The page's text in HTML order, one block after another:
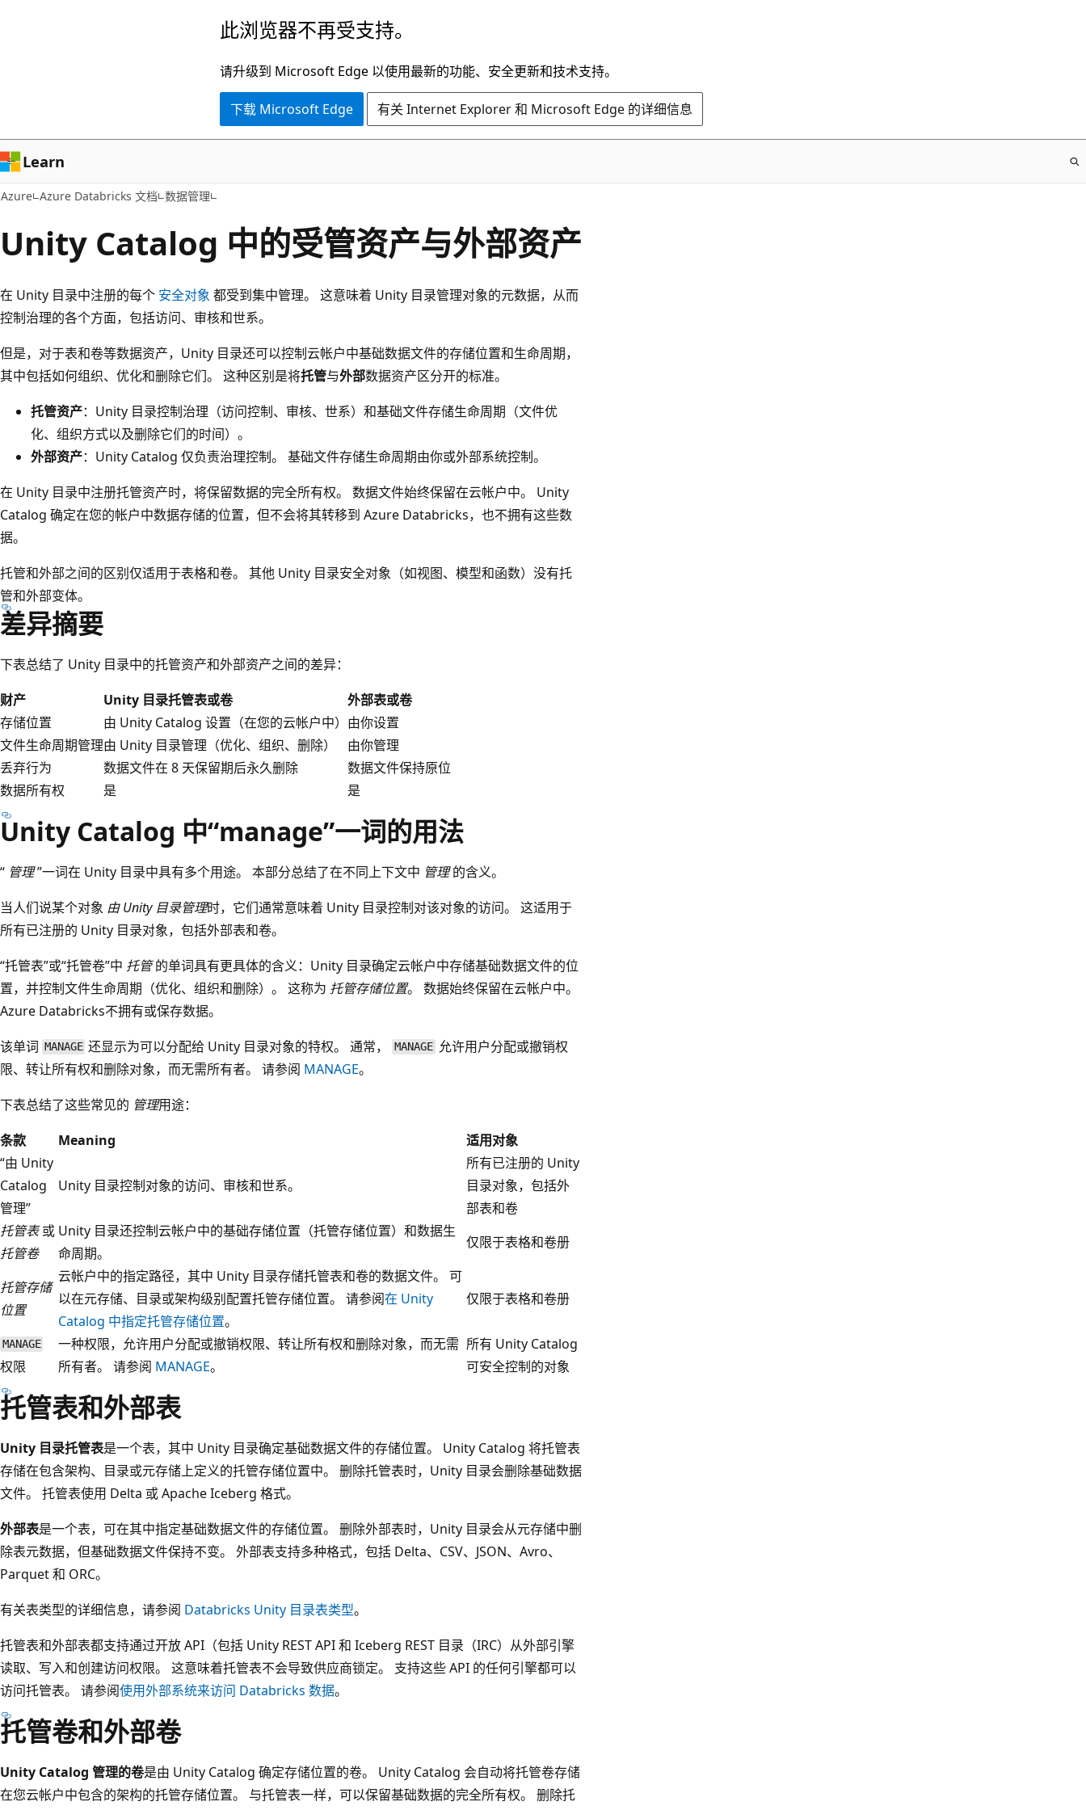
容
此浏览器不再受支持。
请升级到 Microsoft Edge 以使用最新的功能、安全更新和技术支持。
下载 Microsoft Edge 有关 Internet Explorer 和 Microsoft Edge 的详细信息
Learn
Azure Azure Databricks 文档 数据管理
Unity Catalog 中的受管资产与外部资产
在 Unity 目录中注册的每个 安全对象 都受到集中管理。 这意味着 Unity 目录管理对象的元数据，从而
控制治理的各个方面，包括访问、审核和世系。
但是，对于表和卷等数据资产，Unity 目录还可以控制云帐户中基础数据文件的存储位置和生命周期，
其中包括如何组织、优化和删除它们。 这种区别是将托管与外部数据资产区分开的标准。
托管资产：Unity 目录控制治理（访问控制、审核、世系）和基础文件存储生命周期（文件优
化、组织方式以及删除它们的时间）。
外部资产：Unity Catalog 仅负责治理控制。 基础文件存储生命周期由你或外部系统控制。
在 Unity 目录中注册托管资产时，将保留数据的完全所有权。 数据文件始终保留在云帐户中。 Unity
Catalog 确定在您的帐户中数据存储的位置，但不会将其转移到 Azure Databricks，也不拥有这些数
据。
托管和外部之间的区别仅适用于表格和卷。 其他 Unity 目录安全对象（如视图、模型和函数）没有托
管和外部变体。
差异摘要
下表总结了 Unity 目录中的托管资产和外部资产之间的差异：
财产
Unity 目录托管表或卷
外部表或卷
存储位置
由 Unity Catalog 设置（在您的云帐户中） 由你设置
文件生命周期管理由 Unity 目录管理（优化、组织、删除）
由你管理
丢弃行为
数据文件在 8 天保留期后永久删除
数据文件保持原位
数据所有权
是 是
Unity Catalog 中“manage”一词的用法
“ 管理”一词在 Unity 目录中具有多个用途。 本部分总结了在不同上下文中 管理的含义。
当人们说某个对象 由 Unity 目录管理时，它们通常意味着 Unity 目录控制对该对象的访问。 这适用于
所有已注册的 Unity 目录对象，包括外部表和卷。
“托管表”或“托管卷”中 托管的单词具有更具体的含义：Unity 目录确定云帐户中存储基础数据文件的位
置，并控制文件生命周期（优化、组织和删除）。 这称为 托管存储位置。 数据始终保留在云帐户中。
Azure Databricks不拥有或保存数据。
该单词 MANAGE 还显示为可以分配给 Unity 目录对象的特权。 通常， MANAGE 允许用户分配或撤销权
限、转让所有权和删除对象，而无需所有者。 请参阅 MANAGE。
下表总结了这些常见的 管理用途：
条款
Meaning
适用对象
“由 Unity
Catalog
管理”
Unity 目录控制对象的访问、审核和世系。
所有已注册的 Unity
目录对象，包括外
部表和卷
托管表或
托管卷
Unity 目录还控制云帐户中的基础存储位置（托管存储位置）和数据生
命周期。
仅限于表格和卷册
托管存储
位置
云帐户中的指定路径，其中 Unity 目录存储托管表和卷的数据文件。 可
以在元存储、目录或架构级别配置托管存储位置。 请参阅在 Unity
Catalog 中指定托管存储位置。
仅限于表格和卷册
MANAGE
权限
一种权限，允许用户分配或撤销权限、转让所有权和删除对象，而无需
所有者。 请参阅 MANAGE。
所有 Unity Catalog
可安全控制的对象
托管表和外部表
Unity 目录托管表是一个表，其中 Unity 目录确定基础数据文件的存储位置。 Unity Catalog 将托管表
存储在包含架构、目录或元存储上定义的托管存储位置中。 删除托管表时，Unity 目录会删除基础数据
文件。 托管表使用 Delta 或 Apache Iceberg 格式。
外部表是一个表，可在其中指定基础数据文件的存储位置。 删除外部表时，Unity 目录会从元存储中删
除表元数据，但基础数据文件保持不变。 外部表支持多种格式，包括 Delta、CSV、JSON、Avro、
Parquet 和 ORC。
有关表类型的详细信息，请参阅 Databricks Unity 目录表类型。
托管表和外部表都支持通过开放 API（包括 Unity REST API 和 Iceberg REST 目录（IRC）从外部引擎
读取、写入和创建访问权限。 这意味着托管表不会导致供应商锁定。 支持这些 API 的任何引擎都可以
访问托管表。 请参阅使用外部系统来访问 Databricks 数据。
托管卷和外部卷
Unity Catalog 管理的卷是由 Unity Catalog 确定存储位置的卷。 Unity Catalog 会自动将托管卷存储
在您云帐户中包含的架构的托管存储位置。 与托管表一样，可以保留基础数据的完全所有权。 删除托